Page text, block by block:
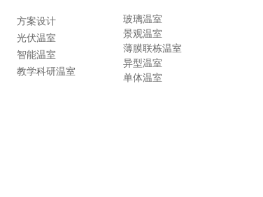
方案设计
光伏温室
智能温室
教学科研温室
玻璃温室
景观温室
薄膜联栋温室
异型温室
单体温室